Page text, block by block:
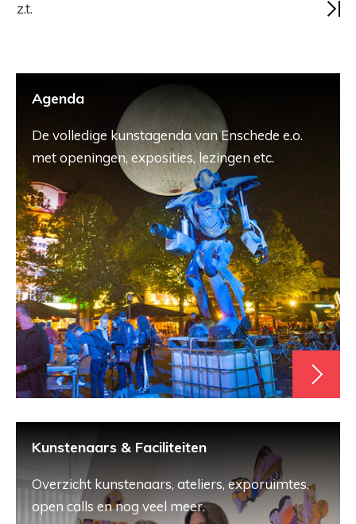
z.t.
Agenda
De volledige kunstagenda van Enschede e.o.
met openingen, exposities, lezingen etc.
Kunstenaars & Faciliteiten
Overzicht kunstenaars, ateliers, exporuimtes,
open calls en nog veel meer.